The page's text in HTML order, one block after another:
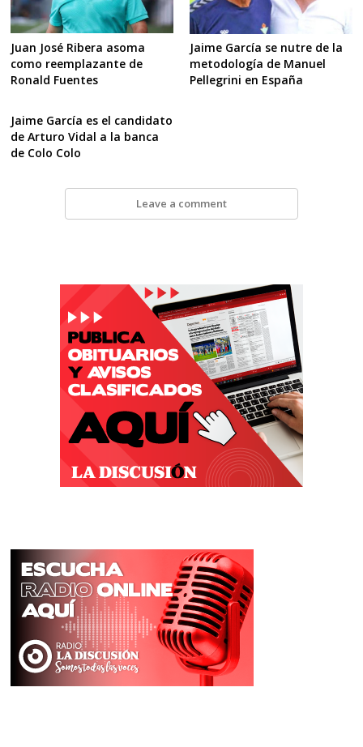
Juan José Ribera asoma
como reemplazante de
Ronald Fuentes
Jaime García se nutre de la
metodología de Manuel
Pellegrini en España
Jaime García es el candidato
de Arturo Vidal a la banca
de Colo Colo
Leave a comment